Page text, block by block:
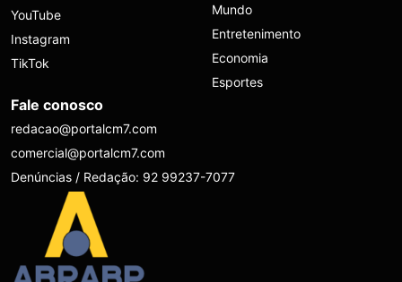
YouTube
Instagram
TikTok
Mundo
Entretenimento
Economia
Esportes
Fale conosco
redacao@portalcm7.com
comercial@portalcm7.com
Denúncias / Redação: 92 99237-7077